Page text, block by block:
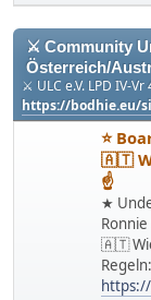
⚔ Community
Österreich/
⚔ ULC e.V. LPD IV-
https://bodhie.eu/
⭐️
🇦🇹
☝
★
🇦🇹
Regeln: